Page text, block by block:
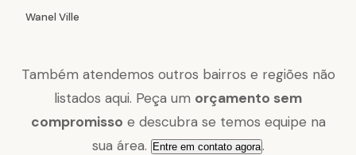
Wanel Ville
Também atendemos outros bairros e regiões não
listados aqui. Peça um orçamento sem
compromisso e descubra se temos equipe na
sua área. Entre em contato agora.